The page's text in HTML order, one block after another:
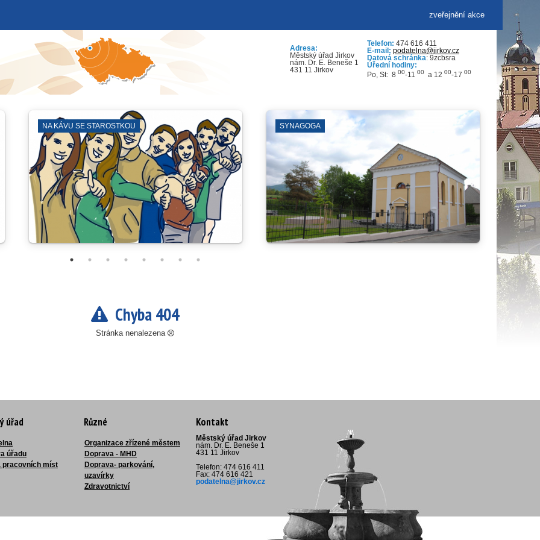
zveřejnění akce
Adresa:
Městský úřad Jirkov
nám. Dr. E. Beneše 1
431 11 Jirkov
Telefon: 474 616 411
E-mail: podatelna@jirkov.cz
Datová schránka: 9zcbsra
Úřední hodiny:
Po, St: 8 00-11 00 a 12 00-17 00
ZÁBORY KOSTEL SV. JILJÍ
Chyba 404
Stránka nenalezena
úřad
úřadu
pracovních míst
Různé
Organizace zřízené městem
Doprava - MHD
Doprava- parkování,
uzavírky
Zdravotnictví
Kontakt
Městský úřad Jirkov
nám. Dr. E. Beneše 1
431 11 Jirkov
Telefon: 474 616 411
Fax: 474 616 421
podatelna@jirkov.cz